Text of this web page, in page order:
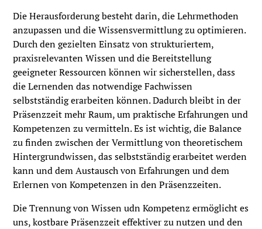
Die Herausforderung besteht darin, die Lehrmethoden
anzupassen und die Wissensvermittlung zu optimieren.
Durch den gezielten Einsatz von strukturiertem,
praxisrelevanten Wissen und die Bereitstellung
geeigneter Ressourcen können wir sicherstellen, dass
die Lernenden das notwendige Fachwissen
selbstständig erarbeiten können. Dadurch bleibt in der
Präsenzzeit mehr Raum, um praktische Erfahrungen und
Kompetenzen zu vermitteln. Es ist wichtig, die Balance
zu finden zwischen der Vermittlung von theoretischem
Hintergrundwissen, das selbstständig erarbeitet werden
kann und dem Austausch von Erfahrungen und dem
Erlernen von Kompetenzen in den Präsenzzeiten.
Die Trennung von Wissen udn Kompetenz ermöglicht es
uns, kostbare Präsenzzeit effektiver zu nutzen und den